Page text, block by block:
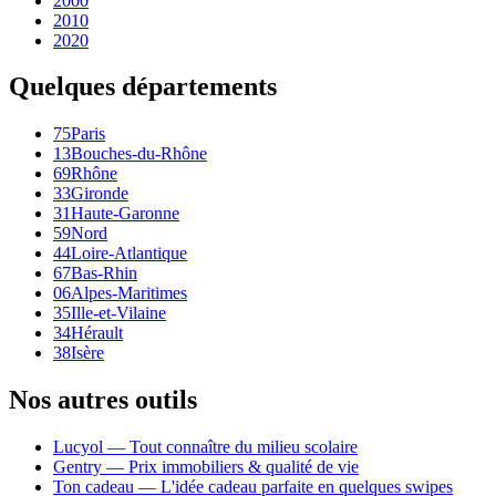
2010
2020
Quelques départements
75Paris
13Bouches-du-Rhône
69Rhône
33Gironde
31Haute-Garonne
59Nord
44Loire-Atlantique
67Bas-Rhin
06Alpes-Maritimes
35Ille-et-Vilaine
34Hérault
38Isère
Nos autres outils
Lucyol — Tout connaître du milieu scolaire
Gentry — Prix immobiliers & qualité de vie
Ton cadeau — L'idée cadeau parfaite en quelques swipes